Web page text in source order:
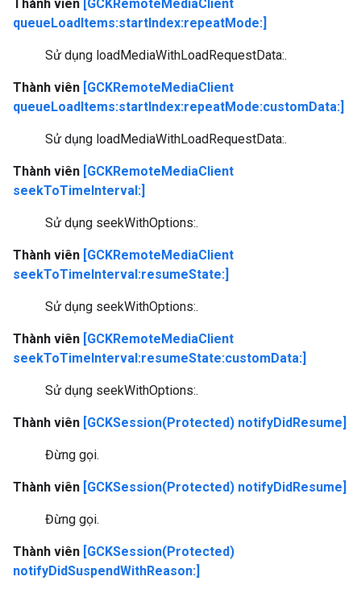
Thành viên [GCKRemoteMediaClient
queueLoadItems:startIndex:repeatMode:]
Sử dụng loadMediaWithLoadRequestData:.
Thành viên [GCKRemoteMediaClient
queueLoadItems:startIndex:repeatMode:customData:]
Sử dụng loadMediaWithLoadRequestData:.
Thành viên [GCKRemoteMediaClient
seekToTimeInterval:]
Sử dụng seekWithOptions:.
Thành viên [GCKRemoteMediaClient
seekToTimeInterval:resumeState:]
Sử dụng seekWithOptions:.
Thành viên [GCKRemoteMediaClient
seekToTimeInterval:resumeState:customData:]
Sử dụng seekWithOptions:.
Thành viên [GCKSession(Protected) notifyDidResume]
Đừng gọi.
Thành viên [GCKSession(Protected) notifyDidResume]
Đừng gọi.
Thành viên [GCKSession(Protected)
notifyDidSuspendWithReason:]